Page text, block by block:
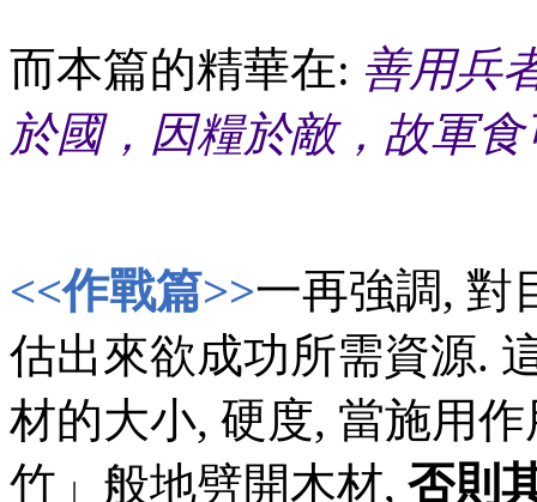
而本篇的精華在: 善用兵
於國，因糧於敵，故軍
<<作戰篇>>一再強調, 對
估出來欲成功所需資源.
材的大小, 硬度, 當施用
竹」般地劈開木材, 否則